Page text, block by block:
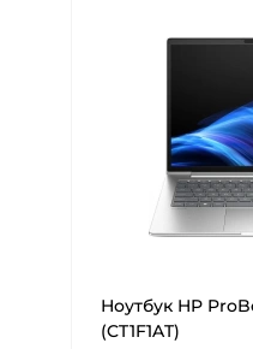
Ноутбук HP
(CT1F1AT)